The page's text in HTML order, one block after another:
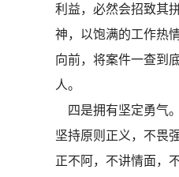
利益，必然会招致其
神，以饱满的工作热
向前，将案件一查到
人。
四是拥有坚定勇气
坚持原则正义，不畏
正不阿，不讲情面，